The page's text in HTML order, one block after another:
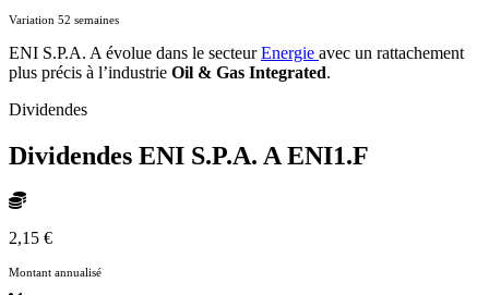
Variation 52 semaines
ENI S.P.A. A évolue dans le secteurEnergie avec un rattachement
plus précis à l’industrie Oil & Gas Integrated.
Dividendes
Dividendes ENI S.P.A. A ENI1.F
2,15 €
Montant annualisé